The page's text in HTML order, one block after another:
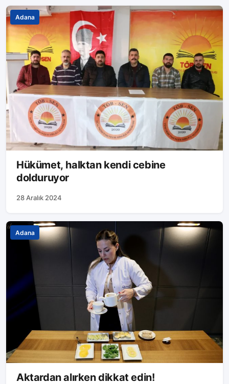
Adana
Hükümet, halktan kendi cebine
dolduruyor
28 Aralık 2024
Adana
Aktardan alırken dikkat edin!